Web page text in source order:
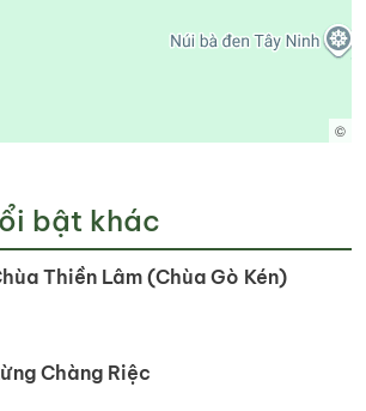
©
bật khác
Thiền Lâm (Chùa Gò Kén)
Chàng Riệc